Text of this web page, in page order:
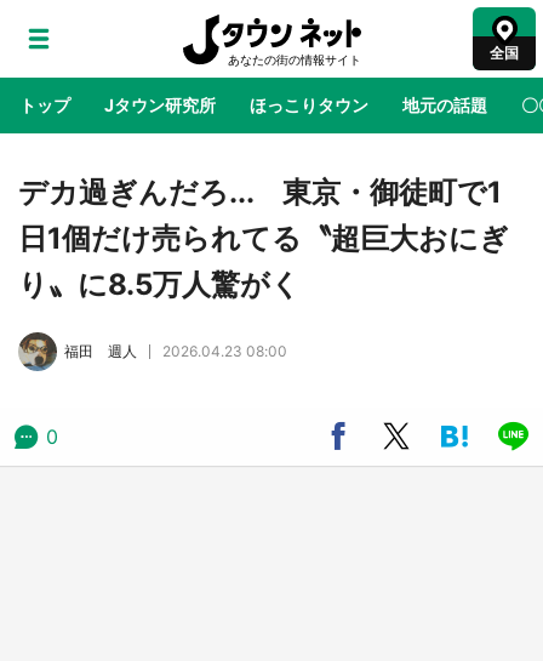
全国
トップ Jタウン研究所 ほっこりタウン 地元の話題 〇
地域×二次元 絶景 あの時はありがとう 物語がはじ
ラプラス・ダークネスが栃木県を征服！？ 県
公式プロモ動画で「聖地」が生産されてます
の「猫猫像」も【8／1～10／26】
デカ過ぎんだろ... 東京・御徒町で1
日1個だけ売られてる〝超巨大おにぎ
り〟に8.5万人驚がく
福田 週人 2026.04.23 08:00
0